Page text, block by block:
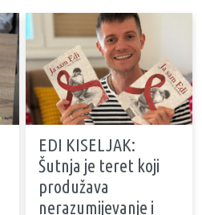
EDI KISELJAK:
Šutnja je teret koji
produžava
nerazumijevanje i